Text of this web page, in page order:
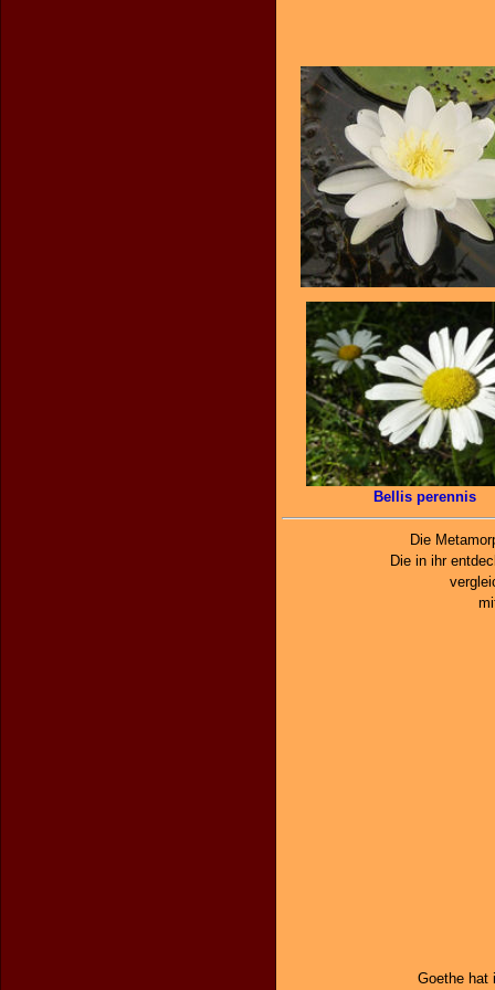
Bellis perennis
Die
Die in ihr
Goethe hat